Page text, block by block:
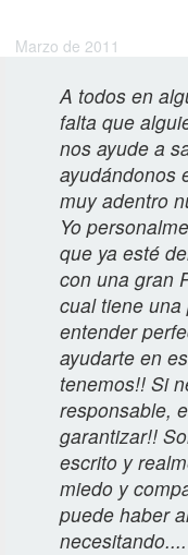
Marzo de 2011
A todos en
falta que
nos ayude a
ayudándonos
muy adentro
Yo
que ya esté
con una gran
cual tiene
entender
ayudarte en
tenemos!! Si
responsable,
garantizar!!
escrito y
miedo y
puede haber
necesitando....